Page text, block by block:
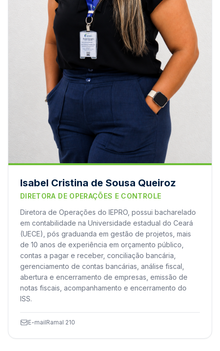
Isabel Cristina de Sousa Queiroz
DIRETORA DE OPERAÇÕES E CONTROLE
Diretora de Operações do IEPRO, possui bacharelado
em contabilidade na Universidade estadual do Ceará
(UECE), pós graduanda em gestão de projetos, mais
de 10 anos de experiência em orçamento público,
contas a pagar e receber, conciliação bancária,
gerenciamento de contas bancárias, análise fiscal,
abertura e encerramento de empresas, emissão de
notas fiscais, acompanhamento e encerramento do
ISS.
E-mailRamal 210